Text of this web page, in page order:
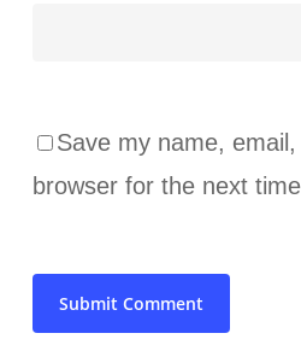
Save my name,
browser for the next